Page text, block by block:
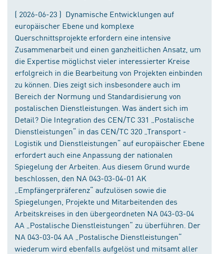
( 2026-06-23 ) Dynamische Entwicklungen auf
europäischer Ebene und komplexe
Querschnittsprojekte erfordern eine intensive
Zusammenarbeit und einen ganzheitlichen Ansatz, um
die Expertise möglichst vieler interessierter Kreise
erfolgreich in die Bearbeitung von Projekten einbinden
zu können. Dies zeigt sich insbesondere auch im
Bereich der Normung und Standardisierung von
postalischen Dienstleistungen. Was ändert sich im
Detail? Die Integration des CEN/TC 331 „Postalische
Dienstleistungen“ in das CEN/TC 320 „Transport -
Logistik und Dienstleistungen“ auf europäischer Ebene
erfordert auch eine Anpassung der nationalen
Spiegelung der Arbeiten. Aus diesem Grund wurde
beschlossen, den NA 043-03-04-01 AK
„Empfängerpräferenz“ aufzulösen sowie die
Spiegelungen, Projekte und Mitarbeitenden des
Arbeitskreises in den übergeordneten NA 043-03-04
AA „Postalische Dienstleistungen“ zu überführen. Der
NA 043-03-04 AA „Postalische Dienstleistungen“
wiederum wird ebenfalls aufgelöst und mitsamt aller